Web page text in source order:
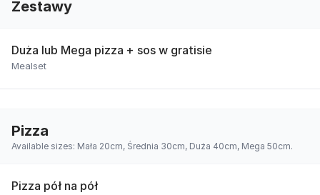
Zestawy
Duża lub Mega pizza + sos w gratisie
Mealset
Pizza
Available sizes: Mała 20cm, Średnia 30cm, Duża 40cm, Mega 50cm.
Pizza pół na pół